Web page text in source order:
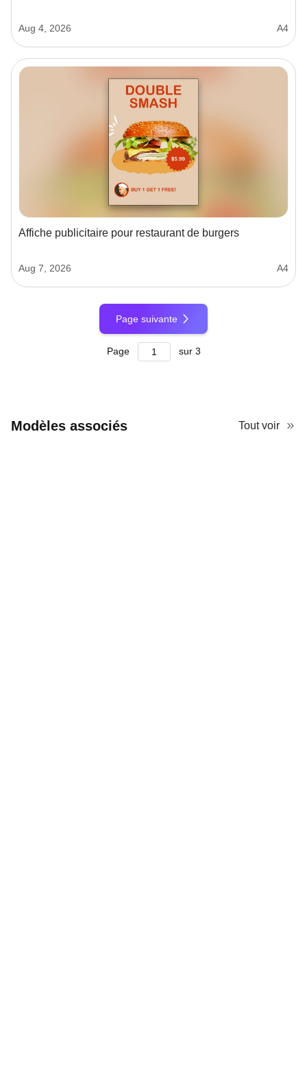
Aug 4, 2026 A4
Affiche publicitaire pour restaurant de burgers
Aug 7, 2026 A4
Page suivante
Page sur 3
Modèles associés Tout voir